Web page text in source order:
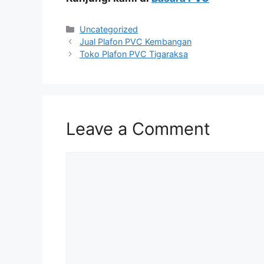
Categories
Uncategorized
Jual Plafon PVC Kembangan
Toko Plafon PVC Tigaraksa
Leave a Comment